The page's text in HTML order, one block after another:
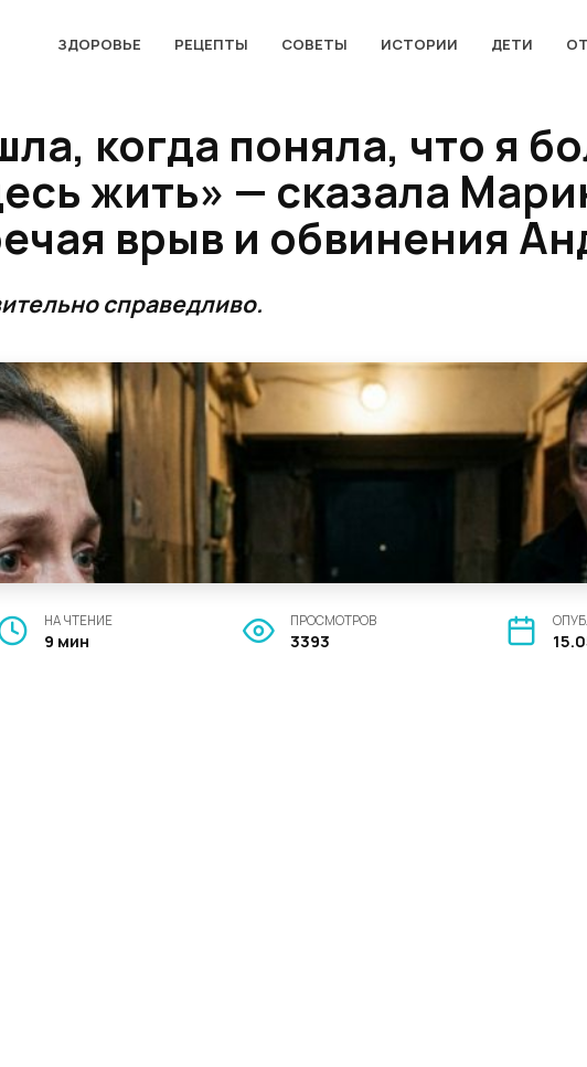
ЗДОРОВЬЕ РЕЦЕПТЫ СОВЕТЫ ИСТОРИИ ДЕТИ
когда поняла, что я
жить» — сказала
врыв и обвинения
справедливо.
НА ЧТЕНИЕ
9 мин
ПРОСМОТРОВ
3393